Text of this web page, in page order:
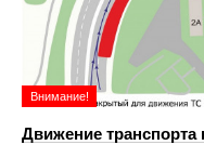
Внимание!
Движение транспорта